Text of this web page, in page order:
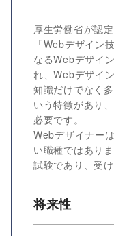
厚生労働省が認
「Webデザイン
なるWebデザイ
れ、Webデザイ
知識だけでなく
いう特徴があり
必要です。
Webデザイナー
い職種ではあり
試験であり、受
将来性